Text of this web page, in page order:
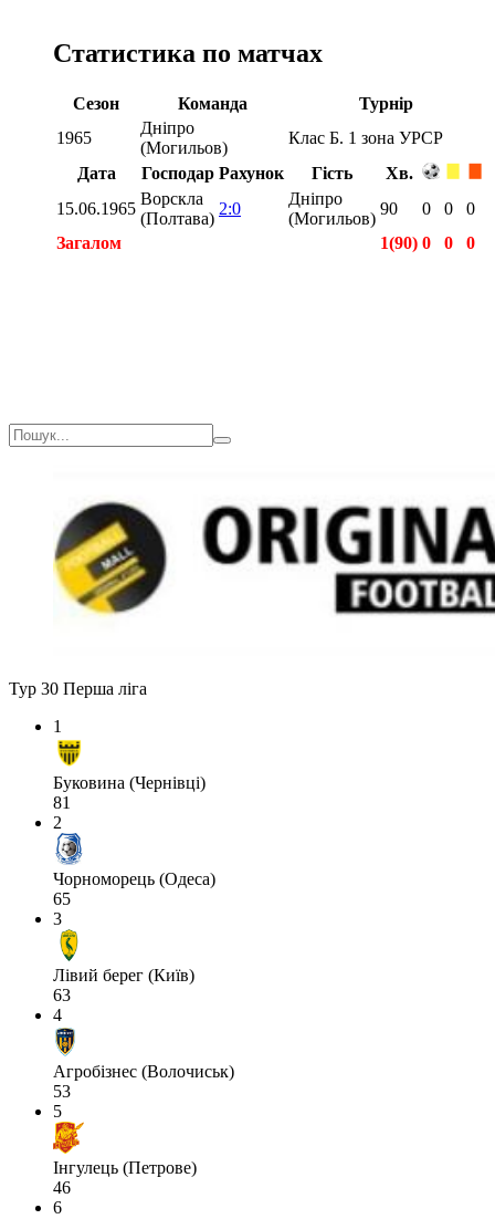
Статистика по матчах
Сезон Команда
Турнір
1965
Дніпро
(Могильов)
Клас Б. 1 зона УРСР
Дата
Господар Рахунок Гість
Хв.
15.06.1965
Ворскла
(Полтава)
2:0
Дніпро
(Могильов)
90 0 0
0
Загалом
1(90) 0 0
0
Тур 30 Перша ліга
1
Буковина (Чернівці)
81
2
Чорноморець (Одеса)
65
3
Лівий берег (Київ)
63
4
Агробізнес (Волочиськ)
53
5
Інгулець (Петрове)
46
6